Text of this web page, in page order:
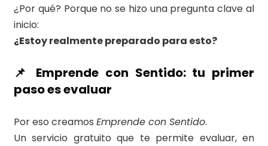
¿Por qué? Porque no se hizo una pregunta clave al
inicio:
¿Estoy realmente preparado para esto?
📌 Emprende con Sentido: tu primer
paso es evaluar
Por eso creamos Emprende con Sentido.
Un servicio gratuito que te permite evaluar, en